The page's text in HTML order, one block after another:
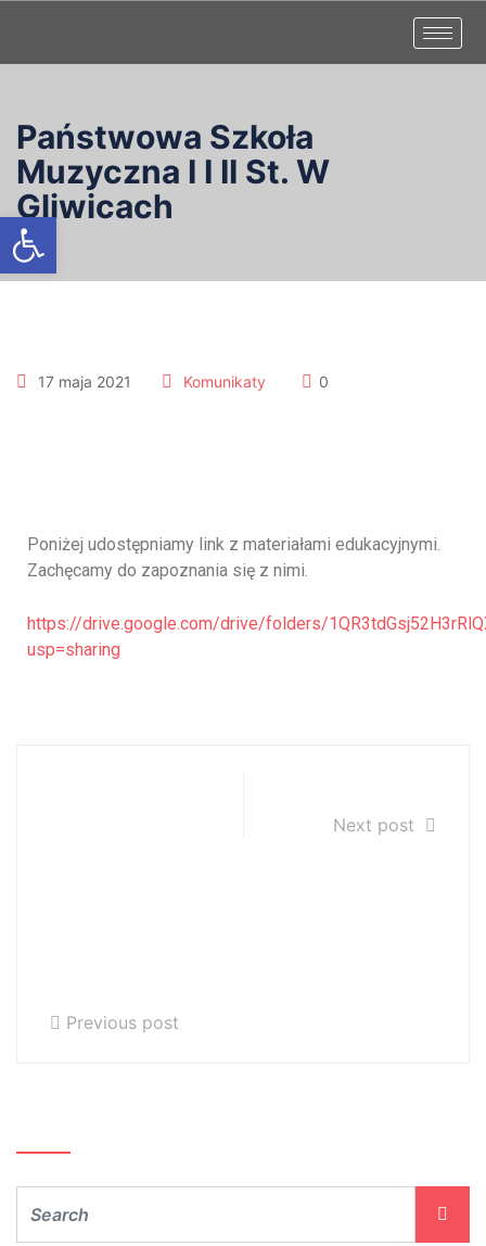
Otwórz pasek narzędzi
Państwowa Szkoła
Muzyczna I I II St. W
Gliwicach
17 maja 2021 Komunikaty 0
Poniżej udostępniamy link z materiałami edukacyjnymi.
Zachęcamy do zapoznania się z nimi.
https://drive.google.com/drive/folders/
usp=sharing
Previous post
Next post